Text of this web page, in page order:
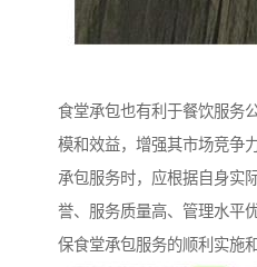
食堂承包也有利于餐饮服务
模和效益，增强其市场竞争
承包服务时，应根据自身实
誉、服务质量高、管理水平
保食堂承包服务的顺利实施